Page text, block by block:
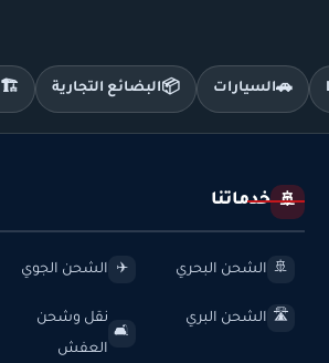
🚗السيارات 📦البضائع التجارية 🏗️
🚢 خدماتنا
🚢 الشحن البحري ✈️ الشحن الجوي
🛣️ الشحن البري
🛋️
نقل وشحن
العفش